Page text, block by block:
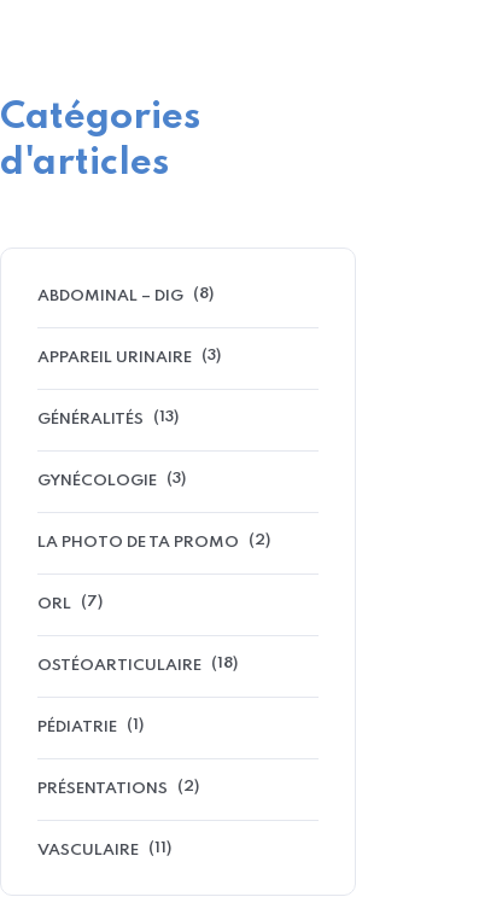
Catégories
d'articles
ABDOMINAL – DIG (8)
APPAREIL URINAIRE (3)
GÉNÉRALITÉS (13)
GYNÉCOLOGIE (3)
LA PHOTO DE TA PROMO (2)
ORL (7)
OSTÉOARTICULAIRE (18)
PÉDIATRIE (1)
PRÉSENTATIONS (2)
VASCULAIRE (11)